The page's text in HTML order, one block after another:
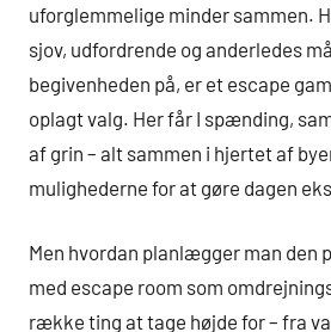
uforglemmelige minder sammen.
sjov, udfordrende og anderledes
begivenheden på, er et escape
oplagt valg. Her får I spænding,
af grin – alt sammen i hjertet af
mulighederne for at gøre dagen
Men hvordan planlægger man den
med escape room som
række ting at tage højde for – fra